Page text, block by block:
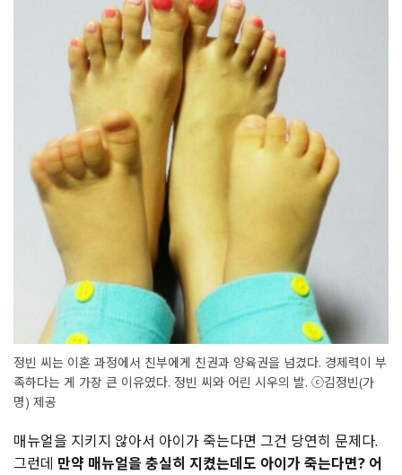
정빈 씨는 이혼 과정에서 친부에게 친권과 양육권을 넘겼다. 경제력이 부
족하다는 게 가장 큰 이유였다. 정빈 씨와 어린 시우의 발. ⓒ김정빈(가
명) 제공
매뉴얼을 지키지 않아서 아이가 죽는다면 그건 당연히 문제다.
그런데 만약 매뉴얼을 충실히 지켰는데도 아이가 죽는다면? 어